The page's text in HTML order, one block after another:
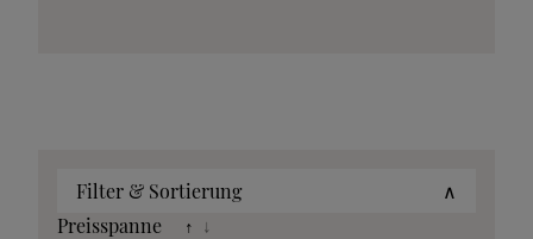
Filter & Sortierung
∧
Preisspanne
↑ ↓